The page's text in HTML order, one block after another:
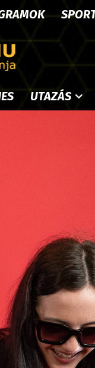
UTAZÁS